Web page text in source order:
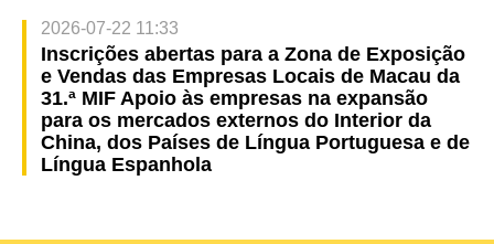
2026-07-22 11:33
Inscrições abertas para a Zona de Exposição
e Vendas das Empresas Locais de Macau da
31.ª MIF Apoio às empresas na expansão
para os mercados externos do Interior da
China, dos Países de Língua Portuguesa e de
Língua Espanhola